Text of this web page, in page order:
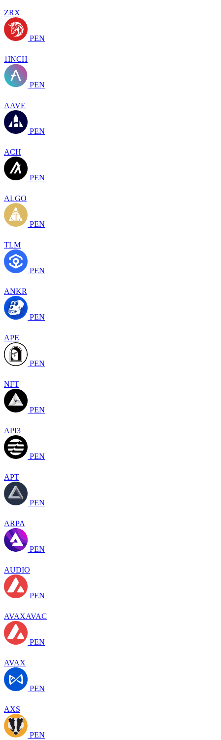
ZRX
PEN
1INCH
PEN
AAVE
PEN
ACH
PEN
ALGO
PEN
TLM
PEN
ANKR
PEN
APE
PEN
NFT
PEN
API3
PEN
APT
PEN
ARPA
PEN
AUDIO
PEN
AVAXAVAC
PEN
AVAX
PEN
AXS
PEN